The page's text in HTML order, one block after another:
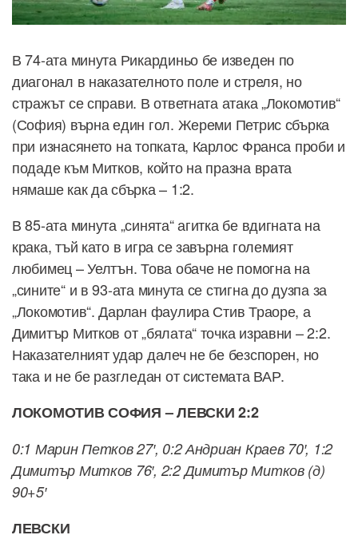
В 74-ата минута Рикардиньо бе изведен по
диагонал в наказателното поле и стреля, но
стражът се справи. В ответната атака „Локомотив“
(София) върна един гол. Жереми Петрис сбърка
при изнасянето на топката, Карлос Франса проби и
подаде към Митков, който на празна врата
нямаше как да сбърка – 1:2.
В 85-ата минута „синята“ агитка бе вдигната на
крака, тъй като в игра се завърна големият
любимец – Уелтън. Това обаче не помогна на
„сините“ и в 93-ата минута се стигна до дузпа за
„Локомотив“. Дарлан фаулира Стив Траоре, а
Димитър Митков от „бялата“ точка изравни – 2:2.
Наказателният удар далеч не бе безспорен, но
така и не бе разгледан от системата ВАР.
ЛОКОМОТИВ СОФИЯ – ЛЕВСКИ 2:2
0:1 Марин Петков 27′, 0:2 Андриан Краев 70′, 1:2
Димитър Митков 76′, 2:2 Димитър Митков (д)
90+5′
ЛЕВСКИ